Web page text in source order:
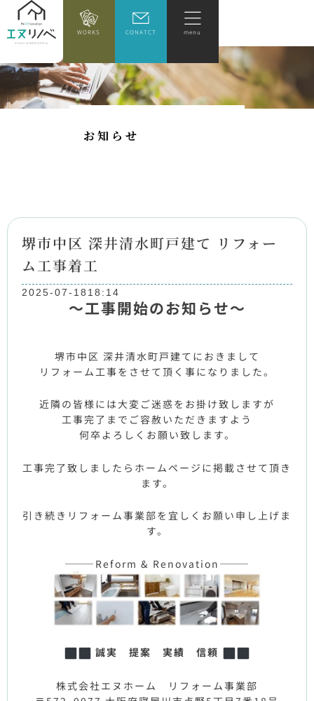
WORKS CONATCT menu
お知 ら せ
堺市中区 深井清水町戸建て リフォー
ム工事着工
2025-07-18 18:14
～工事開始のお知らせ～
堺市中区 深井清水町戸建てにおきまして
リフォーム工事をさせて頂く事になりました。
近隣の皆様には大変ご迷惑をお掛け致しますが
工事完了までご容赦いただきますよう
何卒よろしくお願い致します。
工事完了致しましたらホームページに掲載させて頂き
ます。
引き続きリフォーム事業部を宜しくお願い申し上げま
す。
———Reform & Renovation———
誠実 提案 実績 信頼
株式会社エヌホーム リフォーム事業部